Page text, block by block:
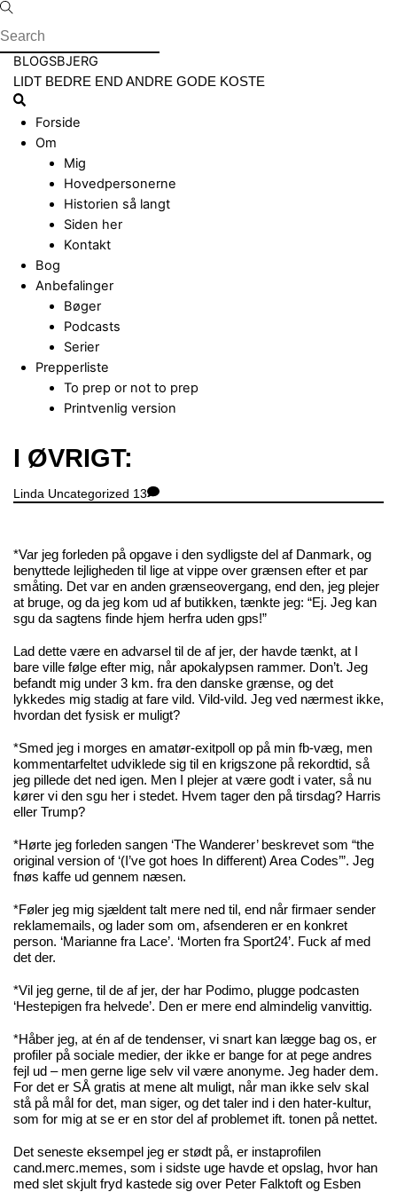
Skip
to
content
Menu
BLOGSBJERG
LIDT BEDRE END ANDRE GODE KOSTE
Search
Forside
Om
Mig
Hovedpersonerne
Historien så langt
Siden her
Kontakt
Bog
Anbefalinger
Bøger
Podcasts
Serier
Prepperliste
To prep or not to prep
Printvenlig version
Close
Menu
I ØVRIGT:
Linda Uncategorized 13
*Var jeg forleden på opgave i den sydligste del af Danmark, og
benyttede lejligheden til lige at vippe over grænsen efter et par
småting. Det var en anden grænseovergang, end den, jeg plejer
at bruge, og da jeg kom ud af butikken, tænkte jeg: “Ej. Jeg kan
sgu da sagtens finde hjem herfra uden gps!”
Lad dette være en advarsel til de af jer, der havde tænkt, at I
bare ville følge efter mig, når apokalypsen rammer. Don’t. Jeg
befandt mig under 3 km. fra den danske grænse, og det
lykkedes mig stadig at fare vild. Vild-vild. Jeg ved nærmest ikke,
hvordan det fysisk er muligt?
*Smed jeg i morges en amatør-exitpoll op på min fb-væg, men
kommentarfeltet udviklede sig til en krigszone på rekordtid, så
jeg pillede det ned igen. Men I plejer at være godt i vater, så nu
kører vi den sgu her i stedet. Hvem tager den på tirsdag? Harris
eller Trump?
*Hørte jeg forleden sangen ‘The Wanderer’ beskrevet som “the
original version of ‘(I’ve got hoes In different) Area Codes’”. Jeg
fnøs kaffe ud gennem næsen.
*Føler jeg mig sjældent talt mere ned til, end når firmaer sender
reklamemails, og lader som om, afsenderen er en konkret
person. ‘Marianne fra Lace’. ‘Morten fra Sport24’. Fuck af med
det der.
*Vil jeg gerne, til de af jer, der har Podimo, plugge podcasten
‘Hestepigen fra helvede’. Den er mere end almindelig vanvittig.
*Håber jeg, at én af de tendenser, vi snart kan lægge bag os, er
profiler på sociale medier, der ikke er bange for at pege andres
fejl ud – men gerne lige selv vil være anonyme. Jeg hader dem.
For det er SÅ gratis at mene alt muligt, når man ikke selv skal
stå på mål for det, man siger, og det taler ind i den hater-kultur,
som for mig at se er en stor del af problemet ift. tonen på nettet.
Det seneste eksempel jeg er stødt på, er instaprofilen
cand.merc.memes, som i sidste uge havde et opslag, hvor han
med slet skjult fryd kastede sig over Peter Falktoft og Esben